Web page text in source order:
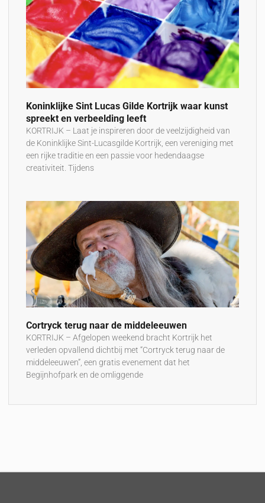
Koninklijke Sint Lucas Gilde Kortrijk waar kunst
spreekt en verbeelding leeft
KORTRIJK – Laat je inspireren door de veelzijdigheid van
de Koninklijke Sint-Lucasgilde Kortrijk, een vereniging met
een rijke traditie en een passie voor hedendaagse
creativiteit. Tijdens
Cortryck terug naar de middeleeuwen
KORTRIJK – Afgelopen weekend bracht Kortrijk het
verleden opvallend dichtbij met “Cortryck terug naar de
middeleeuwen”, een gratis evenement dat het
Begijnhofpark en de omliggende